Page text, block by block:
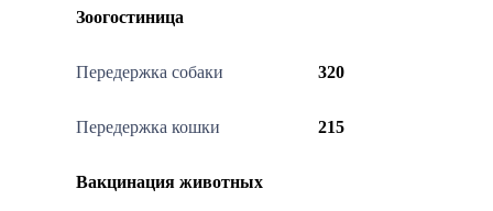
Зоогостиница
Передержка собаки 320
Передержка кошки 215
Вакцинация животных